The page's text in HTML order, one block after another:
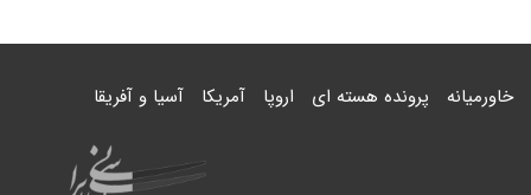
خاورمیانه پرونده هسته ای اروپا آمریکا آسیا و آفریقا